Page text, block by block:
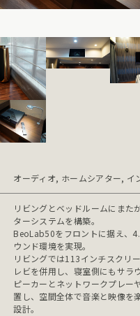
オーディオ, ホームシアター, イ
リビングとベッドルームにまた
ターシステムを構築。
BeoLab50をフロントに据え、
ウンド環境を実現。
リビングでは113インチスクリ
レビを併用し、寝室側にもサラ
ピーカーとネットワークプレー
置し、空間全体で音楽と映像を
設計。